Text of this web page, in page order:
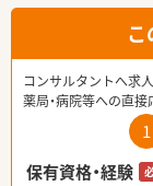
コンサルタントへ求
薬局・病院等への直
1
保有資格・経験